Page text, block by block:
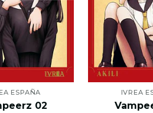
ESPAÑA
02
IVREA